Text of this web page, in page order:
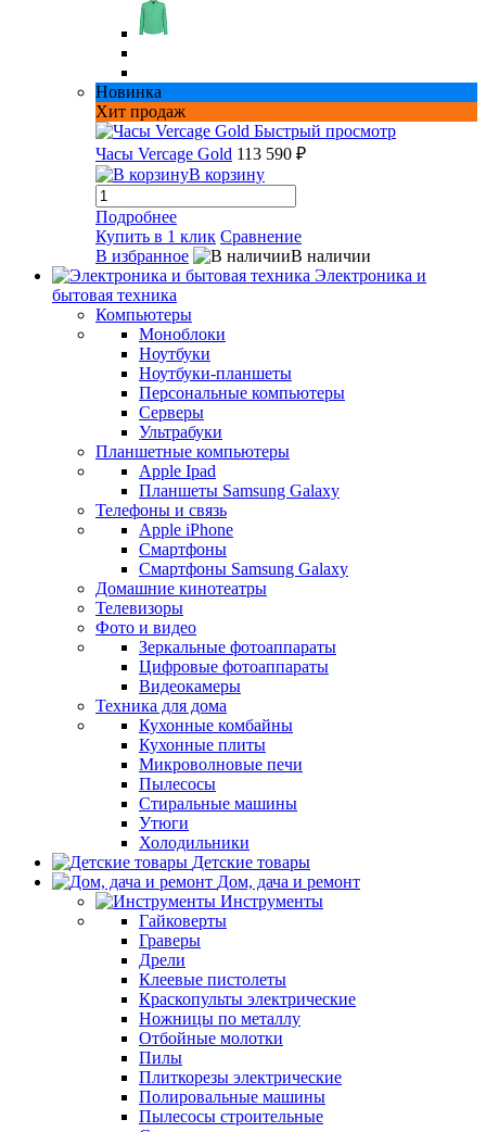
Новинка
Хит продаж
Быстрый просмотр
Часы Vercage Gold 113 590 ₽
В корзину
Подробнее
Купить в 1 клик Сравнение
В избранное
В наличии
Электроника и
бытовая техника
Компьютеры
Моноблоки
Ноутбуки
Ноутбуки-планшеты
Персональные компьютеры
Серверы
Ультрабуки
Планшетные компьютеры
Apple Ipad
Планшеты Samsung Galaxy
Телефоны и связь
Apple iPhone
Смартфоны
Смартфоны Samsung Galaxy
Домашние кинотеатры
Телевизоры
Фото и видео
Зеркальные фотоаппараты
Цифровые фотоаппараты
Видеокамеры
Техника для дома
Кухонные комбайны
Кухонные плиты
Микроволновые печи
Пылесосы
Стиральные машины
Утюги
Холодильники
Детские товары
Дом, дача и ремонт
Инструменты
Гайковерты
Граверы
Дрели
Клеевые пистолеты
Краскопульты электрические
Ножницы по металлу
Отбойные молотки
Пилы
Плиткорезы электрические
Полировальные машины
Пылесосы строительные